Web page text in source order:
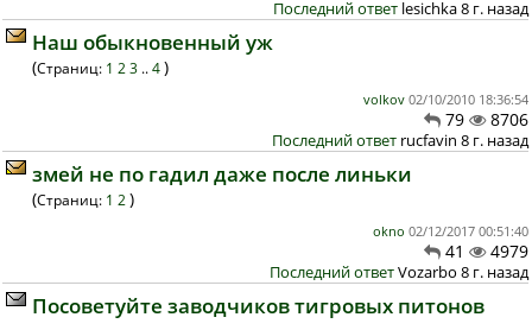
Последний ответ lesichka 8 г. назад
Наш обыкновенный уж
(Страниц: 1 2 3 .. 4 )
volkov 02/10/2010 18:36:54
79 8706
Последний ответ rucfavin 8 г. назад
змей не по гадил даже после линьки
(Страниц: 1 2 )
okno 02/12/2017 00:51:40
41 4979
Последний ответVozarbo 8 г. назад
Посоветуйте заводчиков тигровых питонов